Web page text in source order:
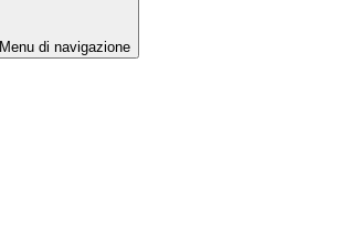
Menu di navigazione